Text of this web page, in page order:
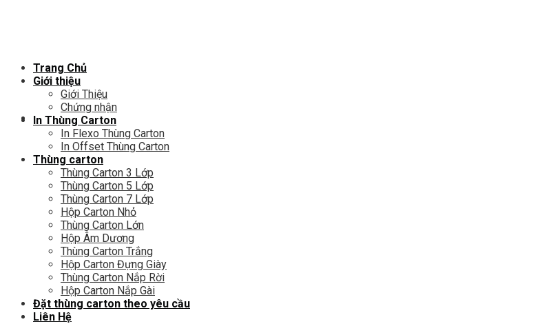
Trang Chủ
Giới thiệu
Giới Thiệu
Chứng nhận
In Thùng Carton
In Flexo Thùng Carton
In Offset Thùng Carton
Thùng carton
Thùng Carton 3 Lớp
Thùng Carton 5 Lớp
Thùng Carton 7 Lớp
Hộp Carton Nhỏ
Thùng Carton Lớn
Hộp Âm Dương
Thùng Carton Trắng
Hộp Carton Đựng Giày
Thùng Carton Nắp Rời
Hộp Carton Nắp Gài
Đặt thùng carton theo yêu cầu
Liên Hệ